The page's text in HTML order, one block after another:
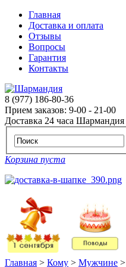
Главная
Доставка и оплата
Отзывы
Вопросы
Гарантия
Контакты
8 (977) 186-80-36
Прием заказов: 9-00 - 21-00
Доставка 24 часа Шармандия
Корзина пуста
Главная > Кому > Мужчине >